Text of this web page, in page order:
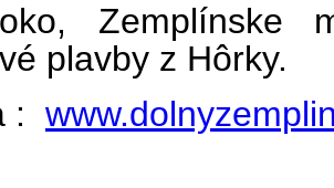
Zemplínske
plavby z Hôrky.
: